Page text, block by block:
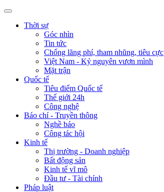
Thời sự
Góc nhìn
Tin tức
Chống lãng phí, tham nhũng, tiêu cực
Việt Nam - Kỷ nguyên vươn mình
Mặt trận
Quốc tế
Tiêu điểm Quốc tế
Thế giới 24h
Công nghệ
Báo chí - Truyền thông
Nghề báo
Công tác hội
Kinh tế
Thị trường - Doanh nghiệp
Bất động sản
Kinh tế vĩ mô
Đầu tư - Tài chính
Pháp luật